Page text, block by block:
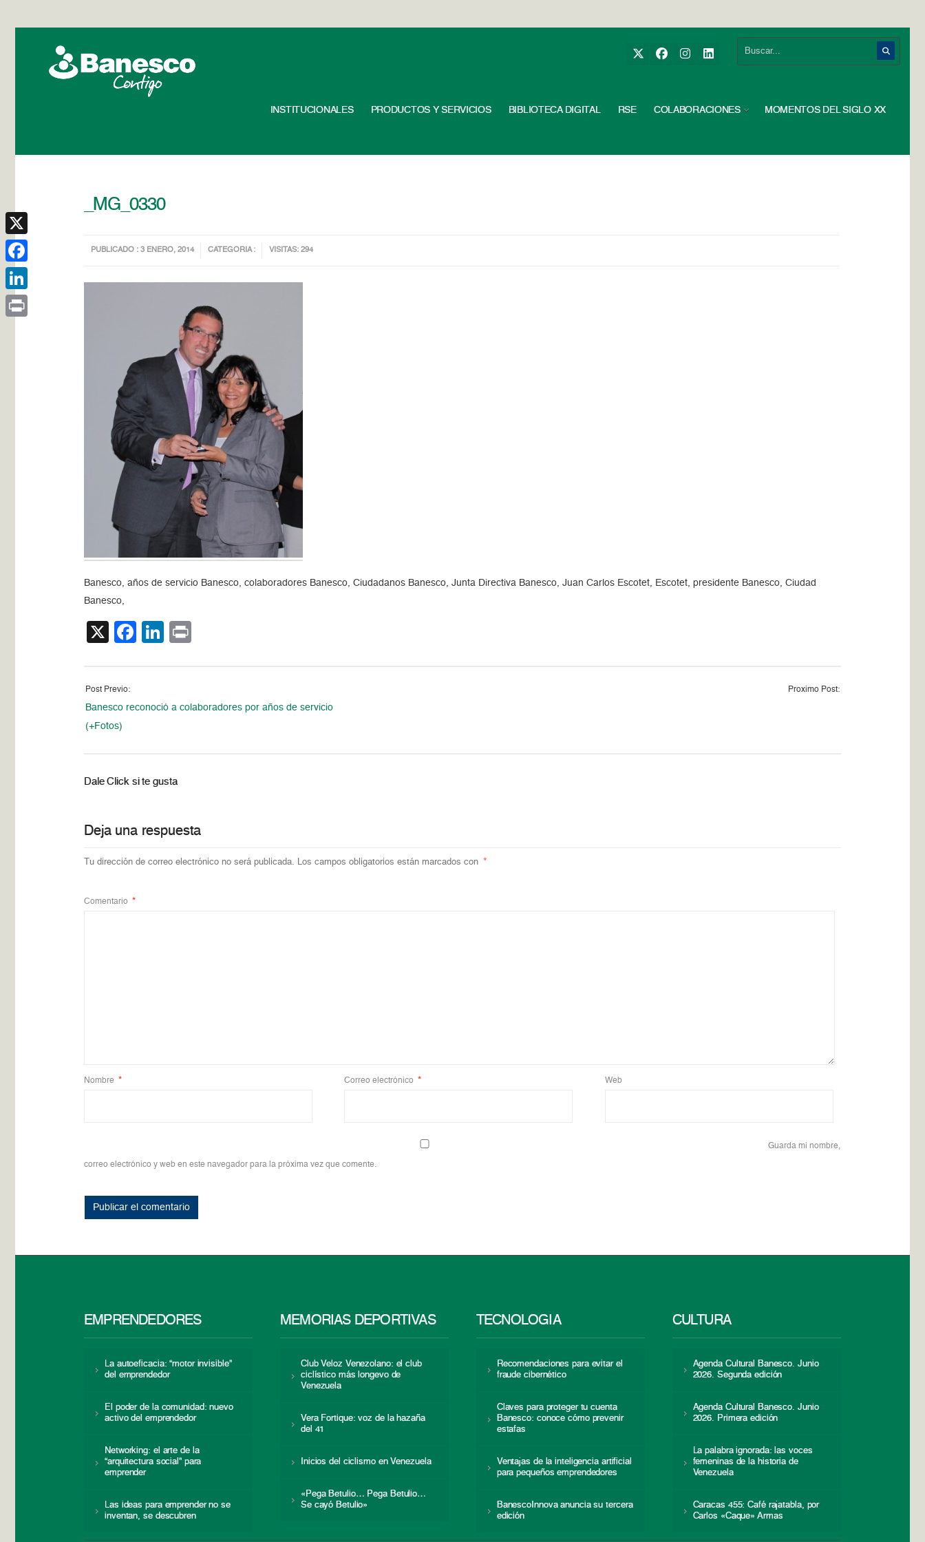
INSTITUCIONALES PRODUCTOS Y SERVICIOS BIBLIOTECA DIGITAL RSE COLABORACIONES MOMENTOS DEL SIGLO XX
_MG_0330
PUBLICADO : 3 ENERO, 2014 CATEGORIA : VISITAS: 294
Banesco, años de servicio Banesco, colaboradores Banesco, Ciudadanos Banesco, Junta Directiva Banesco, Juan Carlos Escotet, Escotet, presidente Banesco, Ciudad
Banesco,
X Facebook
LinkedIn
Post Previo:
Banesco reconoció a colaboradores por años de servicio
(+Fotos)
Proximo Post:
Dale Click si te gusta
Deja una respuesta
Tu dirección de correo electrónico no será publicada. Los campos obligatorios están marcados con *
Comentario *
Nombre * Correo electrónico * Web
Guarda mi nombre,
correo electrónico y web en este navegador para la próxima vez que comente.
EMPRENDEDORES
La autoeficacia: “motor invisible”
del emprendedor
El poder de la comunidad: nuevo
activo del emprendedor
Networking: el arte de la
“arquitectura social” para
emprender
Las ideas para emprender no se
inventan, se descubren
MEMORIAS DEPORTIVAS
Club Veloz Venezolano: el club
ciclístico más longevo de
Venezuela
Vera Fortique: voz de la hazaña
del 41
Inicios del ciclismo en Venezuela
«Pega Betulio… Pega Betulio…
Se cayó Betulio»
TECNOLOGÍA
Recomendaciones para evitar el
fraude cibernético
Claves para proteger tu cuenta
Banesco: conoce cómo prevenir
estafas
Ventajas de la inteligencia artificial
para pequeños emprendedores
BanescoInnova anuncia su tercera
edición
CULTURA
Agenda Cultural Banesco. Junio
2026. Segunda edición
Agenda Cultural Banesco. Junio
2026. Primera edición
La palabra ignorada: las voces
femeninas de la historia de
Venezuela
Caracas 455: Café rajatabla, por
Carlos «Caque» Armas
X
Facebook
LinkedIn